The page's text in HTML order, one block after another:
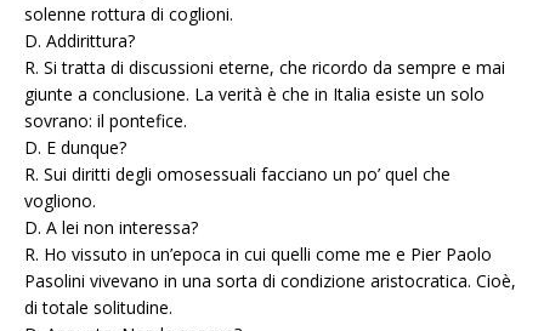
solenne rottura di coglioni.
D. Addirittura?
R. Si tratta di discussioni eterne, che ricordo da sempre e mai
giunte a conclusione. La verità è che in Italia esiste un solo
sovrano: il pontefice.
D. E dunque?
R. Sui diritti degli omosessuali facciano un po’ quel che
vogliono.
D. A lei non interessa?
R. Ho vissuto in un’epoca in cui quelli come me e Pier Paolo
Pasolini vivevano in una sorta di condizione aristocratica. Cioè,
di totale solitudine.